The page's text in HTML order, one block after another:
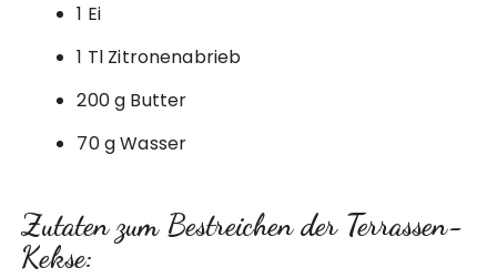
1 Ei
1 Tl Zitronenabrieb
200 g Butter
70 g Wasser
Zutaten zum Bestreichen der Terrassen-
Kekse: